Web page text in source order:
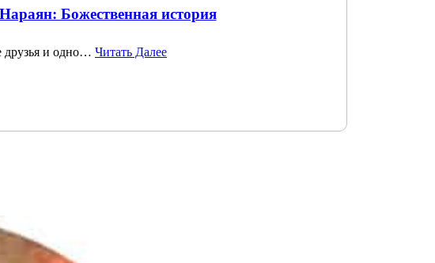
Божественная история
друзья и одно… Читать Далее